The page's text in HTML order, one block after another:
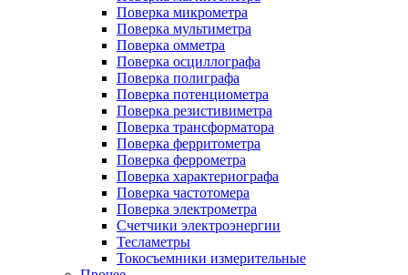
Поверка микрометра
Поверка мультиметра
Поверка омметра
Поверка осциллографа
Поверка полиграфа
Поверка потенциометра
Поверка резистивиметра
Поверка трансформатора
Поверка ферритометра
Поверка феррометра
Поверка характериографа
Поверка частотомера
Поверка электрометра
Счетчики электроэнергии
Тесламетры
Токосъемники измерительные